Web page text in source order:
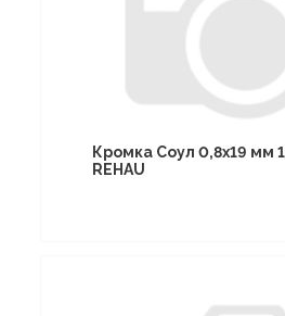
Кромка Соул 0,8х19 мм
REHAU